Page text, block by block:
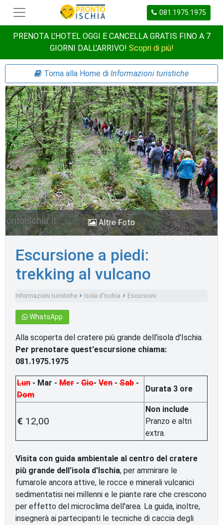
081.1975.1975
PRENOTA L'HOTEL OGGI E CANCELLA GRATIS FINO A 7
GIORNI DALL'ARRIVO! Scopri di più!
Torna alla Home di Informazioni turistiche
Altre Foto
Escursione a piedi:
trekking al vulcano
Informazioni turistiche Isola d'Ischia Escursioni
WhatsApp
Alla scoperta del cratere più grande dell’isola d'Ischia.
Per prenotare quest'escursione chiama:
081.1975.1975
Lun - Mar - Mer - Gio- Ven - Sab -
Dom
Durata 3 ore
€ 12,00
Non include
Pranzo e altri
extra.
Visita con guida ambientale al centro del cratere
più grande dell’isola d'Ischia, per ammirare le
fumarole ancora attive, le rocce e minerali vulcanici
sedimentatisi nei millenni e le piante rare che crescono
per effetto del microclima dell'area. La guida, inoltre,
insegnerà ai partecipanti le tecniche di caccia degli